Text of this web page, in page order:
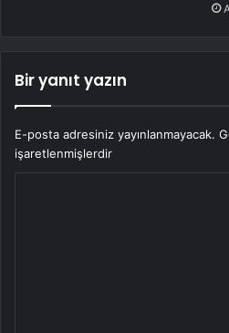
Bir yanıt yazın
E-posta adresiniz yayınlanmayacak.
işaretlenmişlerdir